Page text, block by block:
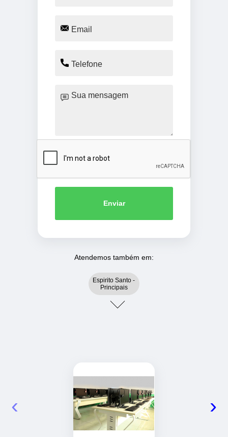
Enviar
Atendemos também em:
Espirito Santo -
Principais
‹ ›